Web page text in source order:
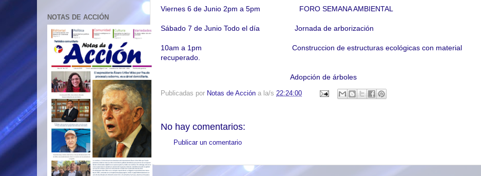
Viernes 6 de Junio 2pm a 5pm FORO SEMANA AMBIENTAL
Sábado 7 de Junio Todo el día Jornada de arborización
10am a 1pm Construccion de estructuras ecológicas con material
recuperado.
Adopción de árboles
Publicadas por Notas de Acción a la/s 22:24:00
No hay comentarios:
Publicar un comentario
NOTAS DE ACCIÓN